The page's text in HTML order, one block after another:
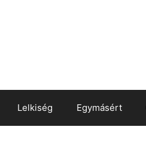
Lelkiség Egymásért